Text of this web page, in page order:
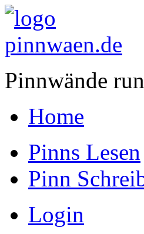
Pinnwände
Home
Pinns Lesen
Pinn
Login